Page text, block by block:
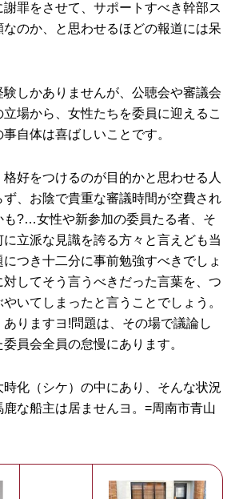
罪をさせて、サポートすべき幹部ス
のか、と思わせるほどの報道には呆
しかありませんが、公聴会や審議会
場から、女性たちを委員に迎えるこ
自体は喜ばしいことです。
好をつけるのが目的かと思わせる人
、お陰で貴重な審議時間が空費され
も?…女性や新参加の委員たる者、そ
立派な見識を誇る方々と言えども当
つき十二分に事前勉強すべきでしょ
してそう言うべきだった言葉を、つ
いてしまったと言うことでしょう。
りますヨ!問題は、その場で議論し
員会全員の怠慢にあります。
化（シケ）の中にあり、そんな状況
な船主は居ませんヨ。=周南市青山